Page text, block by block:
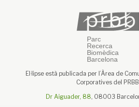
El·lipse està publicada per l’Àrea de
Corporatives del
Dr Aiguader, 88, 08003